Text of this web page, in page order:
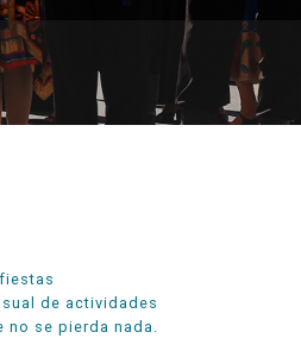
de actividades
no se pierda nada.